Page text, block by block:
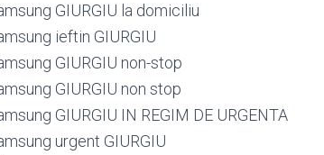
GIURGIU la domiciliu
ieftin GIURGIU
GIURGIU non-stop
GIURGIU non stop
GIURGIU IN REGIM DE URGENTA
urgent GIURGIU